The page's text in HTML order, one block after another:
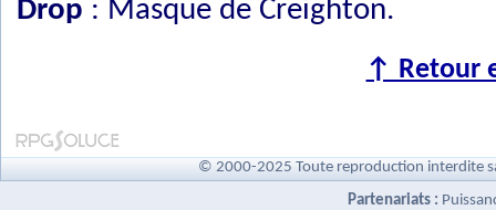
Drop : Masque de Creighton.
↑ Retour
© 2000-2025 Toute reproduction interdite
Partenariats :